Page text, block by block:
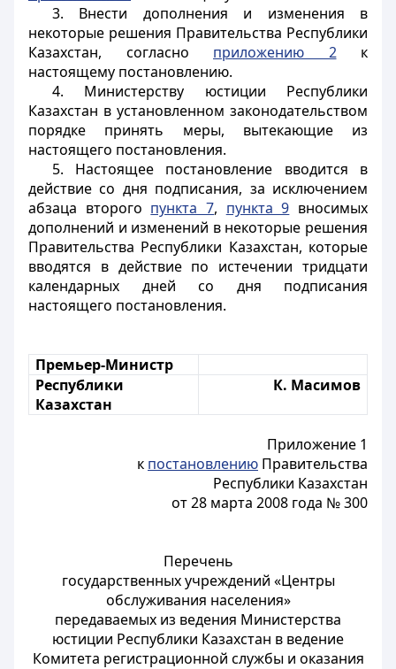
3. Внести дополнения и изменения в
некоторые решения Правительства Республики
Казахстан, согласно приложению 2к
настоящему постановлению.
4. Министерству юстиции Республики
Казахстан в установленном законодательством
порядке принять меры, вытекающие из
настоящего постановления.
5. Настоящее постановление вводится в
действие со дня подписания, за исключением
абзаца второго пункта 7, пункта 9 вносимых
дополнений и изменений в некоторые решения
Правительства Республики Казахстан, которые
вводятся в действие по истечении тридцати
календарных дней со дня подписания
настоящего постановления.
Премьер-Министр
Республики
Казахстан
К. Масимов
Приложение 1
к постановлению Правительства
Республики Казахстан
от 28 марта 2008 года № 300
Перечень
государственных учреждений «Центры
обслуживания населения»
передаваемых из ведения Министерства
юстиции Республики Казахстан в ведение
Комитета регистрационной службы и оказания